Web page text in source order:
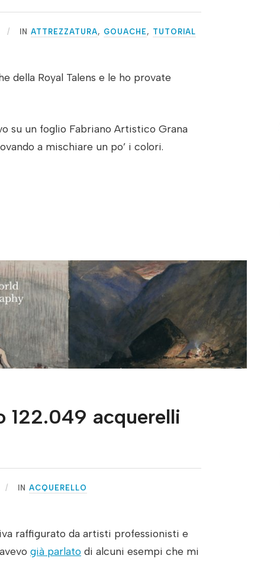
INATTREZZATURA, GOUACHE, TUTORIAL
della Royal Talens e le ho provate
su un foglio Fabriano Artistico Grana
a mischiare un po’ i colori.
122.049 acquerelli
INACQUERELLO
raffigurato da artisti professionisti e
già parlato di alcuni esempi che mi